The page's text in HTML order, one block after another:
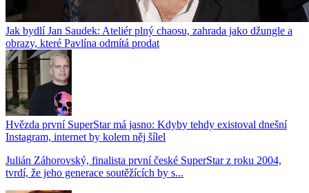
Jak bydlí Jan Saudek: Ateliér plný chaosu, zahrada jako džungle a
obrazy, které Pavlína odmítá prodat
Hvězda první SuperStar má jasno: Kdyby tehdy existoval dnešní
Instagram, internet by kolem něj šílel
Julián Záhorovský, finalista první české SuperStar z roku 2004,
tvrdí, že jeho generace soutěžících by s...